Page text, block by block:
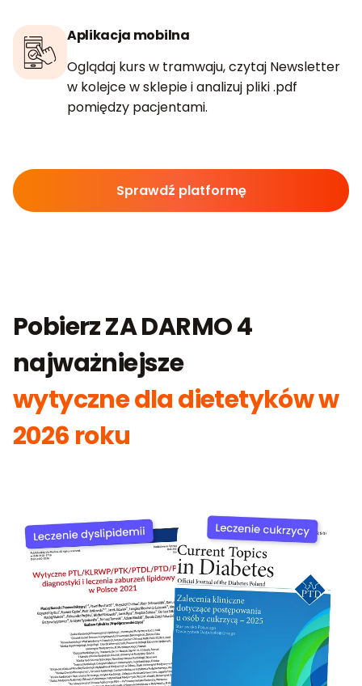
Aplikacja mobilna
Oglądaj kurs w tramwaju, czytaj Newsletter
w kolejce w sklepie i analizuj pliki .pdf
pomiędzy pacjentami.
Sprawdź platformę
Pobierz ZA DARMO 4
najważniejsze
wytyczne dla dietetyków w
2026 roku